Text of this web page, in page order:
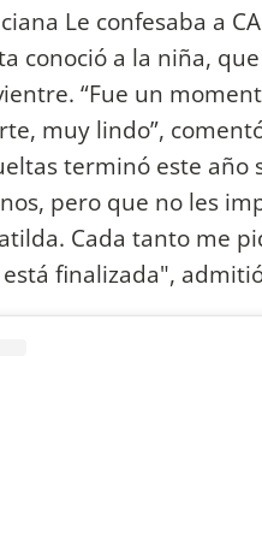
Le confesaba a
conoció a la niña,
“Fue un
muy lindo”,
terminó este
pero que no les
Cada tanto me
finalizada",